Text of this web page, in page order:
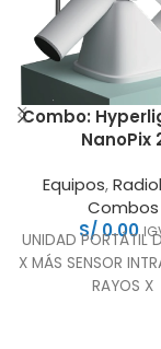
Combo:
NanoPix
Equipos,
Combos
S/0.00
UNIDAD PORTÁTIL
X MÁS SENSOR
RAYOS X